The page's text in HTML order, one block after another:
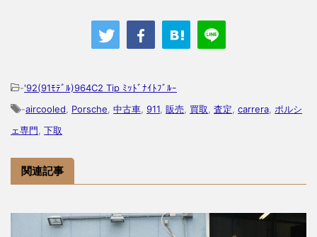
-'92(91ﾓﾃﾞﾙ)964C2 Tip ﾐｯﾄﾞﾅｲﾄﾌﾞﾙｰ
-aircooled Porsche 中古車 911 販売 買取 査定 carrera ポルシ
ェ専門 下取
関連記事